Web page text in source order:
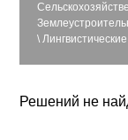
\ Лингвистические
Решений не